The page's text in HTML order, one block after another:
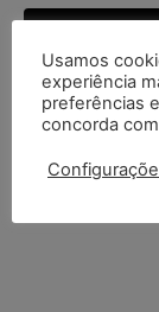
Usamos
experiência
preferências
concorda